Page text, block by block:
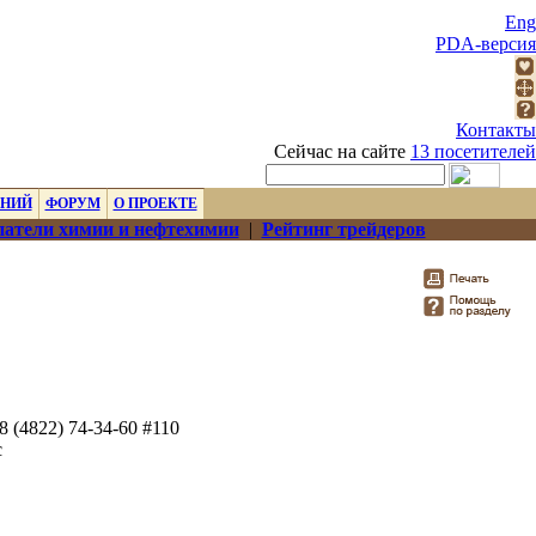
Eng
PDA-версия
Контакты
Сейчас на сайте 13 посетителей
ФОРУМ О ПРОЕКТЕ
химии и нефтехимии| Рейтинг трейдеров
(4822) 74-34-60 #110